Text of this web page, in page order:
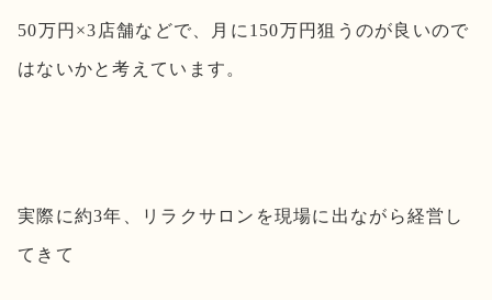
50万円×3店舗などで、月に150万円狙うのが良いので
はないかと考えています。
実際に約3年、リラクサロンを現場に出ながら経営し
てきて